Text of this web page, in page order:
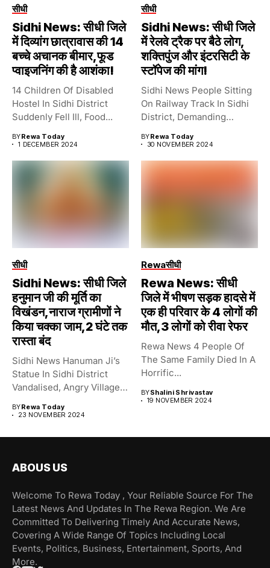
सीधी
Sidhi News: सीधी जिले
में दिव्यांग छात्रावास की 14
बच्चे अचानक बीमार,फूड
प्वाइजनिंग की है आशंका!
14 Children Of Disabled
Hostel In Sidhi District
Suddenly Fell Ill, Food...
BYRewa Today
1 DECEMBER 2024
सीधी
Sidhi News: सीधी जिले
में रेलवे ट्रैक पर बैठे लोग,
शक्तिपुंज और इंटरसिटी के
स्टॉपेज की मांग!
Sidhi News People Sitting
On Railway Track In Sidhi
District, Demanding
BYRewa Today
30 NOVEMBER 2024
सीधी
Sidhi News: सीधी जिले
हनुमान जी की मूर्ति का
विखंडन,नाराज ग्रामीणों ने
किया चक्का जाम,2 घंटे तक
रास्ता बंद
Sidhi News Hanuman Ji’s
Statue In Sidhi District
Vandalised, Angry Villagers
BYRewa Today
23 NOVEMBER 2024
Rewaसीधी
Rewa News: सीधी
जिले में भीषण सड़क हादसे में
एक ही परिवार के 4 लोगों की
मौत,3 लोगों को रीवा रेफर
Rewa News 4 People Of
The Same Family Died In A
Horrific...
BYShalini Shrivastav
19 NOVEMBER 2024
ABOUS US
Welcome To Rewa Today , Your Reliable Source For The
Latest News And Updates In The Rewa Region. We Are
Committed To Delivering Timely And Accurate News,
Covering A Wide Range Of Topics Including Local
Events, Politics, Business, Entertainment, Sports, And
More.